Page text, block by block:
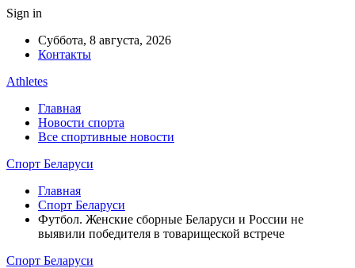
Sign in
Суббота, 8 августа, 2026
Контакты
Athletes
Главная
Новости спорта
Все спортивные новости
Спорт Беларуси
Главная
Спорт Беларуси
Футбол. Женские сборные Беларуси и России не
выявили победителя в товарищеской встрече
Спорт Беларуси